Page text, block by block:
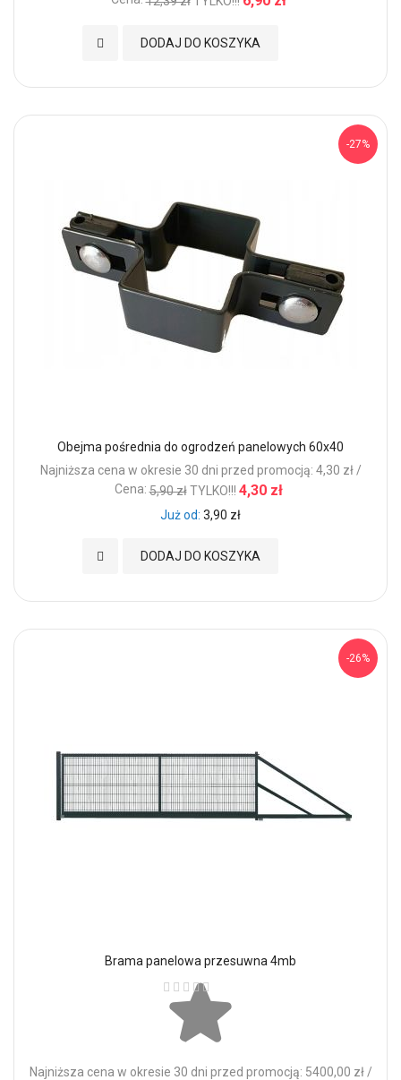
DODAJ DO KOSZYKA
Dodaj do Ulubionych
-27%
Obejma pośrednia do ogrodzeń panelowych 60x40
Najniższa cena w okresie 30 dni przed promocją: 4,30 zł /
Cena: 5,90 zł TYLKO!!! 4,30 zł
Już od 3,90 zł
DODAJ DO KOSZYKA
Dodaj do Ulubionych
-26%
Brama panelowa przesuwna 4mb
Ocena:
Najniższa cena w okresie 30 dni przed promocją: 5400,00 zł /